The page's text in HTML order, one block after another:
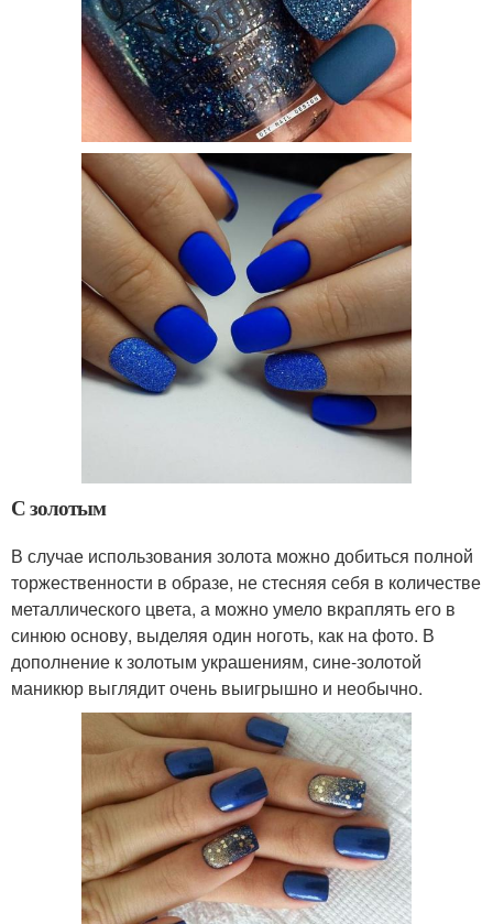
С золотым
В случае использования золота можно добиться полной
торжественности в образе, не стесняя себя в количестве
металлического цвета, а можно умело вкраплять его в
синюю основу, выделяя один ноготь, как на фото. В
дополнение к золотым украшениям, сине-золотой
маникюр выглядит очень выигрышно и необычно.